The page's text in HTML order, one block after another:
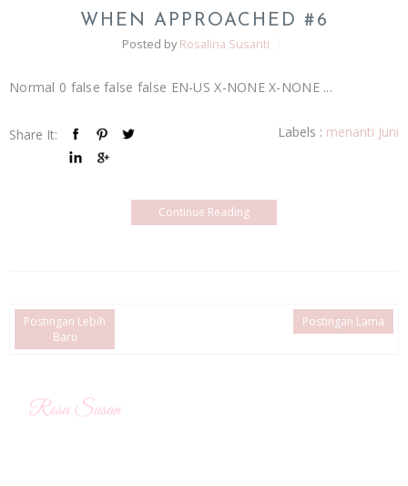
WHEN APPROACHED #6
Posted by Rosalina Susanti
Normal 0 false false false EN-US X-NONE X-NONE ...
Share It: Labels : menanti Juni
Continue Reading
Postingan Lebih
Baru
Postingan Lama